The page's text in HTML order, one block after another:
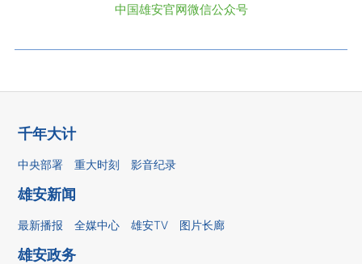
中国雄安官网微信公众号
千年大计
中央部署 重大时刻 影音纪录
雄安新闻
最新播报 全媒中心 雄安TV 图片长廊
雄安政务